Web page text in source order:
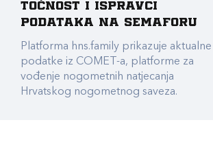
točnost i ispravci
podataka na Semaforu
Platforma hns.family prikazuje aktualne
podatke iz COMET-a, platforme za
vođenje nogometnih natjecanja
Hrvatskog nogometnog saveza.